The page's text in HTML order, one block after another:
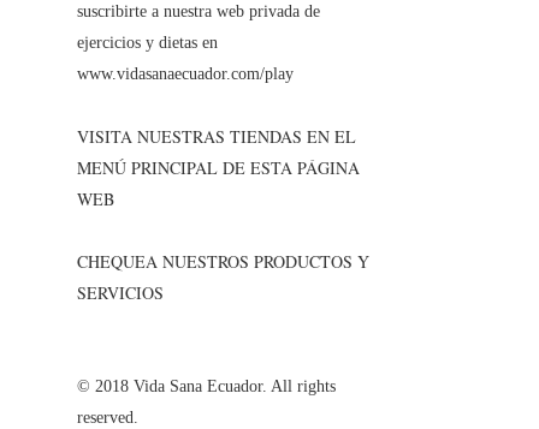
suscribirte a nuestra web privada de
ejercicios y dietas en
www.vidasanaecuador.com/play
VISITA NUESTRAS TIENDAS EN EL
MENÚ PRINCIPAL DE ESTA PÁGINA
WEB
CHEQUEA NUESTROS PRODUCTOS Y
SERVICIOS
© 2018 Vida Sana Ecuador. All rights
reserved.